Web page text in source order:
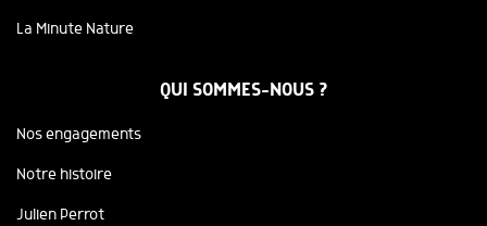
La Minute Nature
QUI SOMMES-NOUS ?
Nos engagements
Notre histoire
Julien Perrot